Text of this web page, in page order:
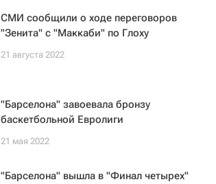
СМИ сообщили о ходе переговоров
"Зенита" с "Маккаби" по Глоху
21 августа 2022
"Барселона" завоевала бронзу
баскетбольной Евролиги
21 мая 2022
"Барселона" вышла в "Финал четырех"